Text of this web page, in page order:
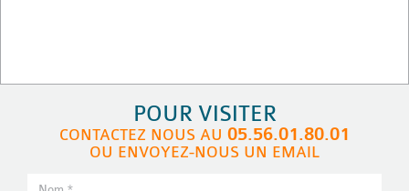
POUR VISITER
CONTACTEZ NOUS AU 05.56.01.80.01
OU ENVOYEZ-NOUS UN EMAIL